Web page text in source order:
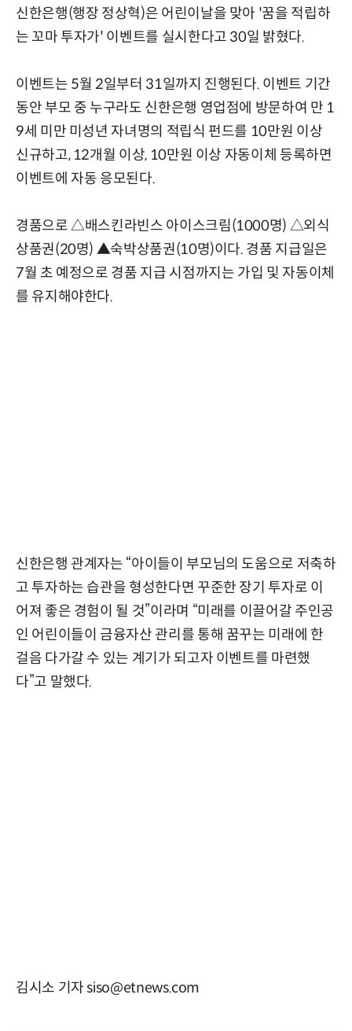
신한은행(행장 정상혁)은 어린이날을 맞아 '꿈을 적립하
는 꼬마 투자가' 이벤트를 실시한다고 30일 밝혔다.
이벤트는 5월 2일부터 31일까지 진행된다. 이벤트 기간
동안 부모 중 누구라도 신한은행 영업점에 방문하여 만 1
9세 미만 미성년 자녀명의 적립식 펀드를 10만원 이상
신규하고, 12개월 이상, 10만원 이상 자동이체 등록하면
이벤트에 자동 응모된다.
경품으로 △배스킨라빈스 아이스크림(1000명) △외식
상품권(20명) ▲숙박상품권(10명)이다. 경품 지급일은
7월 초 예정으로 경품 지급 시점까지는 가입 및 자동이체
를 유지해야한다.
신한은행 관계자는 “아이들이 부모님의 도움으로 저축하
고 투자하는 습관을 형성한다면 꾸준한 장기 투자로 이
어져 좋은 경험이 될 것”이라며 “미래를 이끌어갈 주인공
인 어린이들이 금융자산 관리를 통해 꿈꾸는 미래에 한
걸음 다가갈 수 있는 계기가 되고자 이벤트를 마련했
다”고 말했다.
김시소 기자 siso@etnews.com